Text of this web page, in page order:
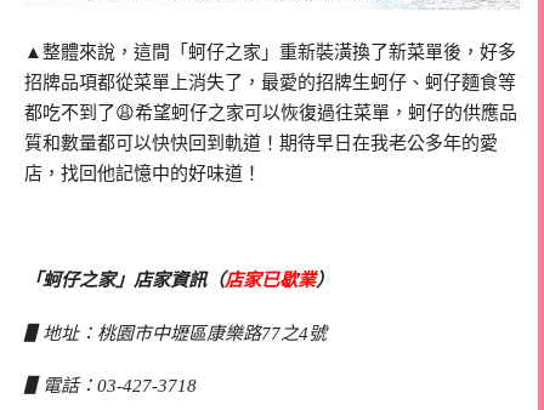
▲整體來說，這間「蚵仔之家」重新裝潢換了新菜單後，好多
招牌品項都從菜單上消失了，最愛的招牌生蚵仔、蚵仔麵食等
都吃不到了😩希望蚵仔之家可以恢復過往菜單，蚵仔的供應品
質和數量都可以快快回到軌道！期待早日在我老公多年的愛
店，找回他記憶中的好味道！
「蚵仔之家」店家資訊（店家已歇業）
▋地址：桃園市中壢區康樂路77之4號
▋電話：03-427-3718